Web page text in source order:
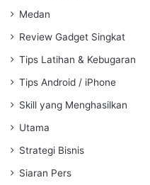
Medan
Review Gadget Singkat
Tips Latihan & Kebugaran
Tips Android / iPhone
Skill yang Menghasilkan
Utama
Strategi Bisnis
Siaran Pers